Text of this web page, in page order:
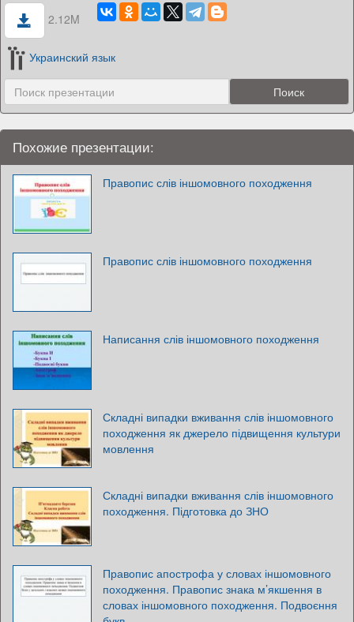
2.12M
Украинский язык
Похожие презентации:
Правопис слів іншомовного походження
Правопис слів іншомовного походження
Написання слів іншомовного походження
Складні випадки вживання слів іншомовного
походження як джерело підвищення культури
мовлення
Складні випадки вживання слів іншомовного
походження. Підготовка до ЗНО
Правопис апострофа у словах іншомовного
походження. Правопис знака м’якшення в
словах іншомовного походження. Подвоєння